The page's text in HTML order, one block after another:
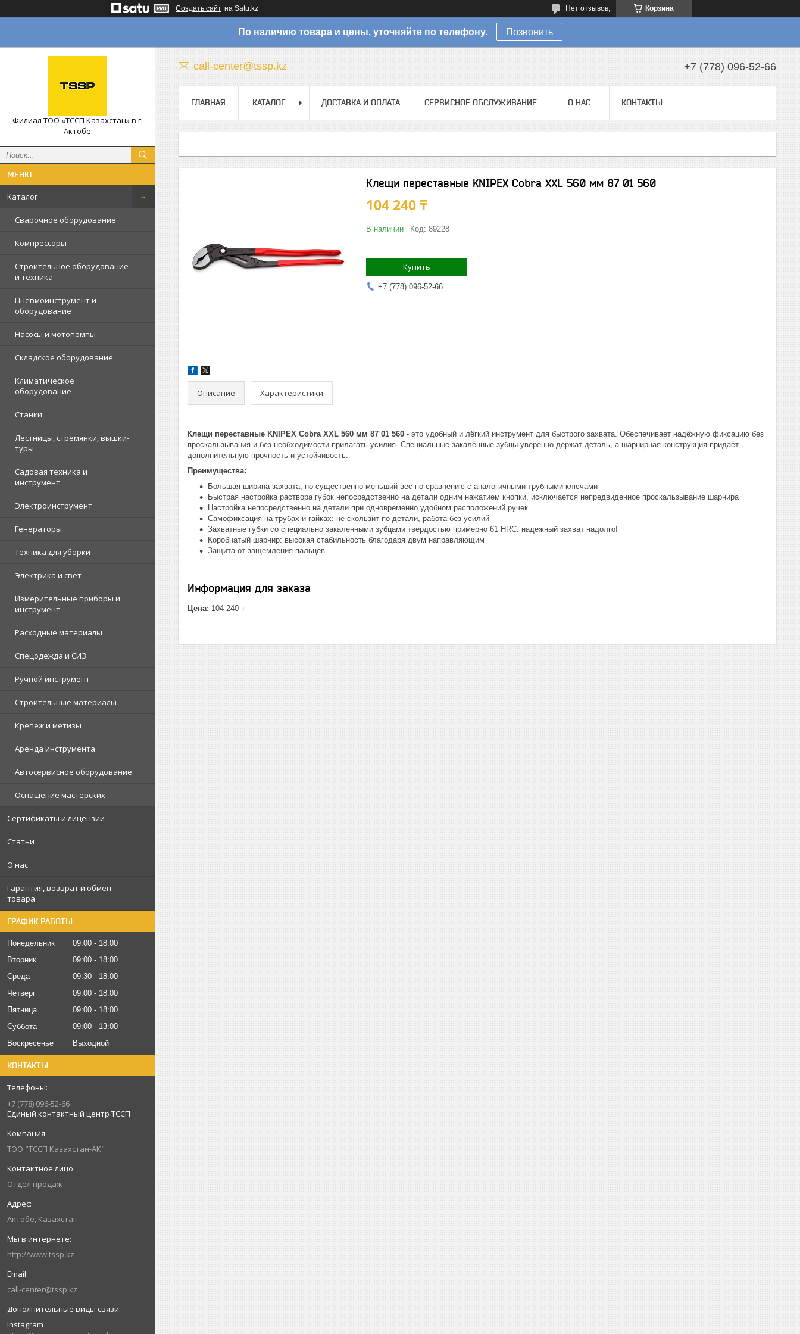
Создать сайт на Satu.kz Корзина
Нет отзывов,
По наличию товара и цены, уточняйте по телефону. Позвонить
Филиал ТОО «ТССП Казахстан» в г.
Актобе
Каталог
Сварочное оборудование
Компрессоры
Строительное оборудование
и техника
Пневмоинструмент и
оборудование
Насосы и мотопомпы
Складское оборудование
Климатическое
оборудование
Станки
Лестницы, стремянки, вышки-
туры
Садовая техника и
инструмент
Электроинструмент
Генераторы
Техника для уборки
Электрика и свет
Измерительные приборы и
инструмент
Расходные материалы
Спецодежда и СИЗ
Ручной инструмент
Строительные материалы
Крепеж и метизы
Аренда инструмента
Автосервисное оборудование
Оснащение мастерских
Сертификаты и лицензии
Статьи
О нас
Гарантия, возврат и обмен
товара
ГРАФИК РАБОТЫ
Понедельник 09:00
18:00
Вторник
09:00
18:00
Среда
09:30
18:00
Четверг
09:00
18:00
Пятница
09:00
18:00
Суббота
09:00
13:00
Воскресенье
Выходной
КОНТАКТЫ
+7 (778) 096-52-66
Единый контактный центр ТССП
ТОО "ТССП Казахстан-АК"
Отдел продаж
Актобе, Казахстан
http://www.tssp.kz
call-center@tssp.kz
Instagram
call-center@tssp.kz +7 (778) 096-52-66
ГЛАВНАЯ КАТАЛОГ ДОСТАВКА И ОПЛАТА СЕРВИСНОЕ ОБСЛУЖИВАНИЕ О НАС КОНТАКТЫ
Клещи переставные KNIPEX Cobra XXL 560 мм 87 01 560
104 240 ₸
В наличии Код: 89228
Купить
+7 (778) 096-52-66
Описание Характеристики
Клещи переставные KNIPEX Cobra XXL 560 мм 87 01 560 - это удобный и лёгкий инструмент для быстрого захвата. Обеспечивает надёжную фиксацию без
проскальзывания и без необходимости прилагать усилия. Специальные закалённые зубцы уверенно держат деталь, а шарнирная конструкция придаёт
дополнительную прочность и устойчивость.
Преимущества:
Большая ширина захвата, но существенно меньший вес по сравнению с аналогичными трубными ключами
Быстрая настройка раствора губок непосредственно на детали одним нажатием кнопки, исключается непредвиденное проскальзывание шарнира
Настройка непосредственно на детали при одновременно удобном расположений ручек
Самофиксация на трубах и гайках: не скользит по детали, работа без усилий
Захватные губки со специально закаленными зубцами твердостью примерно 61 HRC: надежный захват надолго!
Коробчатый шарнир: высокая стабильность благодаря двум направляющим
Защита от защемления пальцев
Информация для заказа
Цена: 104 240 ₸